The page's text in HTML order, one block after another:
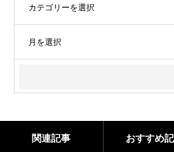
関連記事 おすすめ